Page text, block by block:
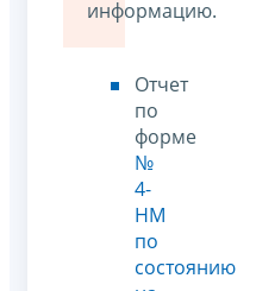
информацию.
Отчет
по
форме
№
4-
НМ
по
состоянию